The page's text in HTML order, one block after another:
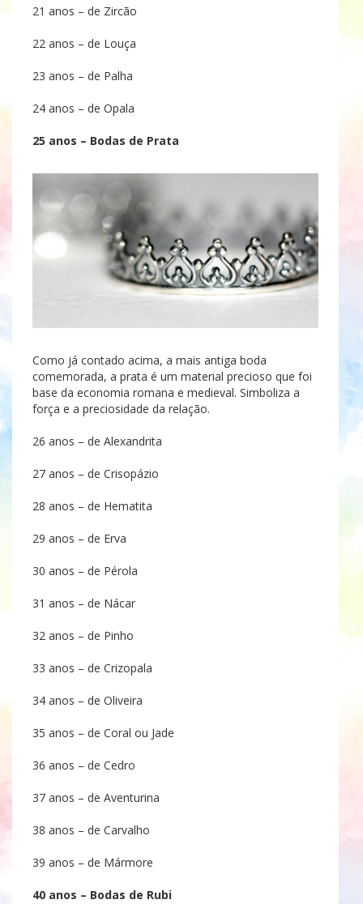
21 anos – de Zircão
22 anos – de Louça
23 anos – de Palha
24 anos – de Opala
25 anos – Bodas de Prata
Como já contado acima, a mais antiga boda
comemorada, a prata é um material precioso que foi
base da economia romana e medieval. Simboliza a
força e a preciosidade da relação.
26 anos – de Alexandrita
27 anos – de Crisopázio
28 anos – de Hematita
29 anos – de Erva
30 anos – de Pérola
31 anos – de Nácar
32 anos – de Pinho
33 anos – de Crizopala
34 anos – de Oliveira
35 anos – de Coral ou Jade
36 anos – de Cedro
37 anos – de Aventurina
38 anos – de Carvalho
39 anos – de Mármore
40 anos – Bodas de Rubi